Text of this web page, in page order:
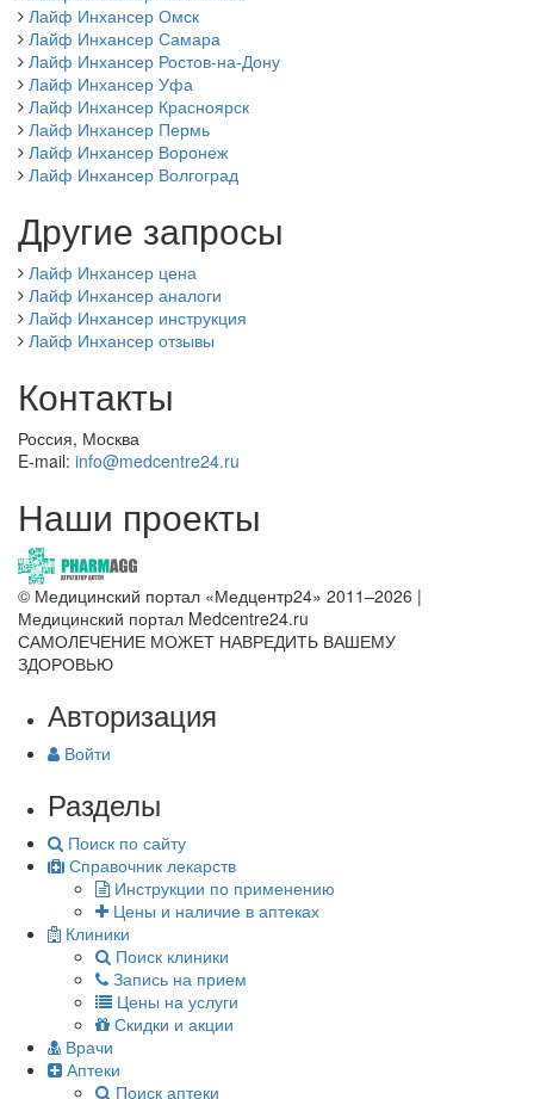
Лайф Инхансер Омск
Лайф Инхансер Самара
Лайф Инхансер Ростов-на-Дону
Лайф Инхансер Уфа
Лайф Инхансер Красноярск
Лайф Инхансер Пермь
Лайф Инхансер Воронеж
Лайф Инхансер Волгоград
Другие запросы
Лайф Инхансер цена
Лайф Инхансер аналоги
Лайф Инхансер инструкция
Лайф Инхансер отзывы
Контакты
Россия, Москва
E-mail: info@medcentre24.ru
Наши проекты
© Медицинский портал «Медцентр24» 2011–2026 |
Медицинский портал Medcentre24.ru
САМОЛЕЧЕНИЕ МОЖЕТ НАВРЕДИТЬ ВАШЕМУ
ЗДОРОВЬЮ
Авторизация
Войти
Разделы
Поиск по сайту
Справочник лекарств
Инструкции по применению
Цены и наличие в аптеках
Клиники
Поиск клиники
Запись на прием
Цены на услуги
Скидки и акции
Врачи
Аптеки
Поиск аптеки